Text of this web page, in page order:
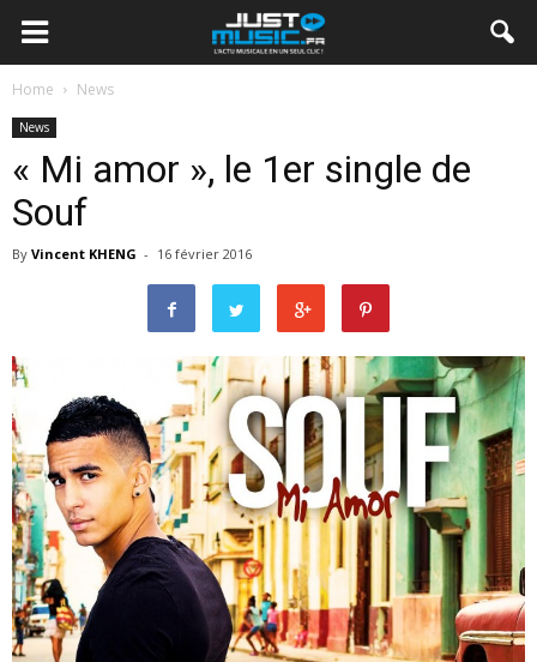
Home News
News
« Mi amor », le 1er single de
Souf
By Vincent KHENG - 16 février 2016